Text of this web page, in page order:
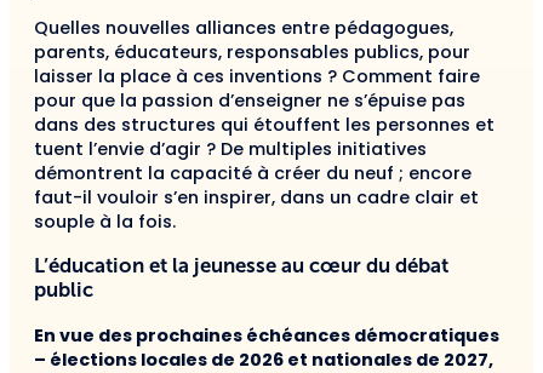
Quelles nouvelles alliances entre pédagogues,
parents, éducateurs, responsables publics, pour
laisser la place à ces inventions ? Comment faire
pour que la passion d’enseigner ne s’épuise pas
dans des structures qui étouffent les personnes et
tuent l’envie d’agir ? De multiples initiatives
démontrent la capacité à créer du neuf ; encore
faut-il vouloir s’en inspirer, dans un cadre clair et
souple à la fois.
L’éducation et la jeunesse au cœur du débat
public
En vue des prochaines échéances démocratiques
– élections locales de 2026 et nationales de 2027,